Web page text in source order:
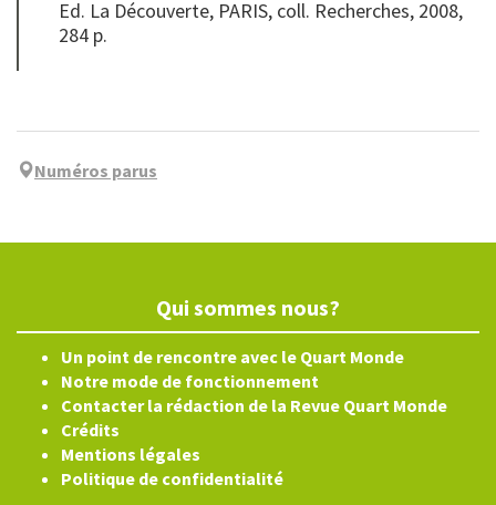
Ed. La Découverte, PARIS, coll. Recherches, 2008,
284 p.
Numéros parus
Qui sommes nous?
Un point de rencontre avec le Quart Monde
Notre mode de fonctionnement
Contacter la rédaction de la Revue Quart Monde
Crédits
Mentions légales
Politique de confidentialité